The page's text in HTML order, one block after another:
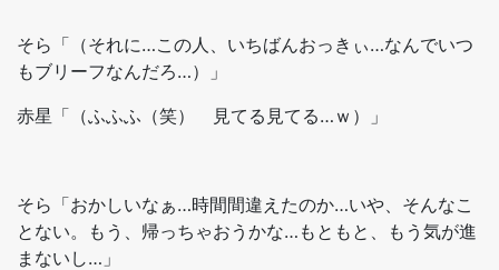
そら「（それに…この人、いちばんおっきぃ…なんでいつ
もブリーフなんだろ…）」
赤星「（ふふふ（笑） 見てる見てる…ｗ）」
そら「おかしいなぁ…時間間違えたのか…いや、そんなこ
とない。もう、帰っちゃおうかな…もともと、もう気が進
まないし…」